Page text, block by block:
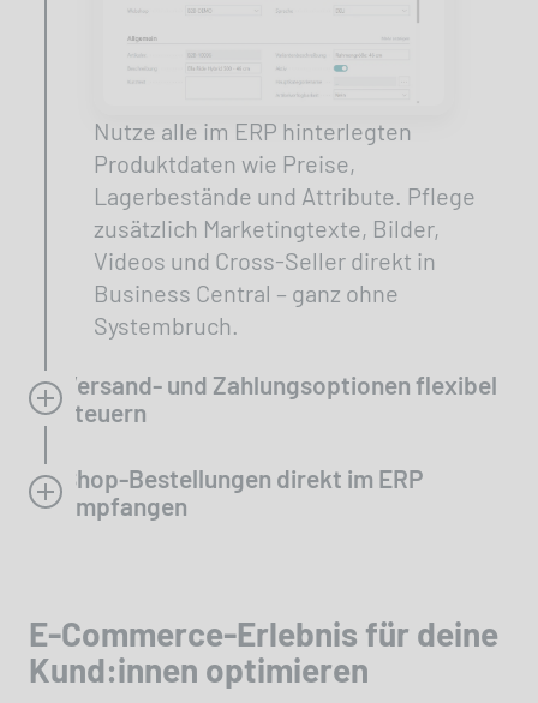
Nutze alle im ERP hinterlegten
Produktdaten wie Preise,
Lagerbestände und Attribute. Pflege
zusätzlich Marketingtexte, Bilder,
Videos und Cross-Seller direkt in
Business Central – ganz ohne
Systembruch.
Versand- und Zahlungsoptionen flexibel
steuern
Shop-Bestellungen direkt im ERP
empfangen
E-Commerce-Erlebnis für deine
Kund:innen optimieren